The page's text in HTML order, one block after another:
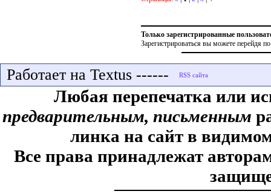
Только зарегистрированные
Зарегистрироваться вы можете перейдя
Работает на Textus ------
Любая перепечатка или
предварительным, письменным
линка на сайт в
Все права принадлежат